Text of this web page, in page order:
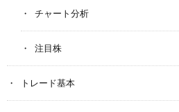
チャート分析
注目株
トレード基本